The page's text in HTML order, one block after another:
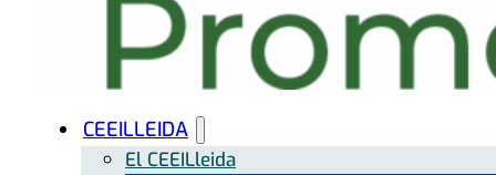
CEEILLEIDA
El CEEILleida